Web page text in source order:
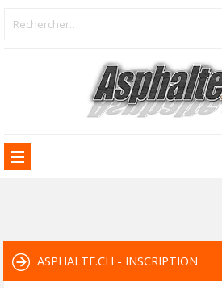
ASPHALTE.CH - INSCRIPTION